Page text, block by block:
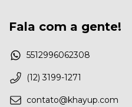
Fala com a gente!
5512996062308
(12) 3199-1271
contato@khayup.com